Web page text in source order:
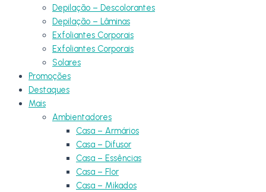
Depilação – Descolorantes
Depilação – Lâminas
Exfoliantes Corporais
Exfoliantes Corporais
Solares
Promoções
Destaques
Mais
Ambientadores
Casa – Armários
Casa – Difusor
Casa – Essências
Casa – Flor
Casa – Mikados